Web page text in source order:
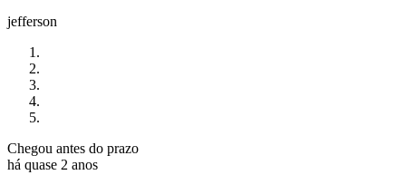
jefferson
Chegou antes do prazo
há quase 2 anos